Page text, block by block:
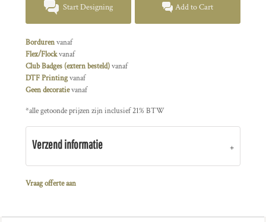
Start Designing Add to Cart
Bordurenvanaf
Flex/Flockvanaf
Club Badges (extern besteld)vanaf
DTF Printingvanaf
Geen decoratievanaf
*alle getoonde prijzen zijn inclusief 21% BTW
Verzend informatie
Vraag offerte aan